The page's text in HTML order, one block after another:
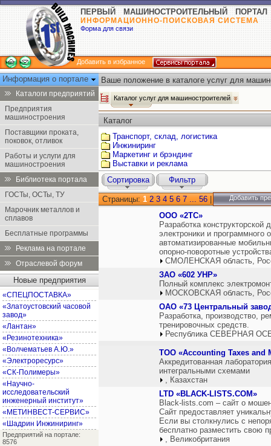
ПЕРВЫЙ МАШИНОСТРОИТЕЛЬНЫЙ ПОРТАЛ
ИНФОРМАЦИОННО-ПОИСКОВАЯ СИСТЕМА
Форма для связи
Добавить в избранное
Информация о портале
Каталоги предприятий
Предприятия
машиностроения
Поставщики проката,
поковок, отливок
Работы и услуги для
машиностроения
Библиотека портала
ГОСТы, ОСТы, ТУ
Марочник металлов и
сплавов
Бесплатные программы
Реклама на портале
Отраслевой форум
Новые предприятия
«СПЕЦПОСТАВКА»
«Златоустовский часовой
завод»
«Лантан»
«Резинотехника»
«Волчематьев А.Ю.»
«Электроресурс»
«СК-Полимеры»
«Научно-
исследовательский
инженерный институт»
«МЕТИНВЕСТ-СЕРВИС»
«Шадрин Инжиниринг»
Предприятий на портале:
8576
Ваше положение в каталоге услуг для
Каталог услуг для машиностроителей
Каталог
Транспорт, склад, логистика
Инжиниринг
Маркетинг и брэндинг
Выставки и реклама
Сортировка
Фильтр
Страницы: 1 2 3 4 5 6 7 ... 56 Добавить
ООО «2ТС»
Разработка
электроники и программного
автоматизированные
опорно-поворотные
СМОЛЕНСКАЯ область,
ЗАО «602 УНР»
Полный комплекс
МОСКОВСКАЯ область,
ОАО «73 Центральный
Разработка, производство,
тренировочных средств.
Республика СЕВЕРНАЯ
ТОО «Accounting Taxes and
Аккредитованная
интегральными схемами
, Казахстан
LTD «BLACK-LISTS.COM»
Black-lists.com – сайт о
Сайт предоставляет
Если вы столкнулись с
бесплатно разместить свою
, Великобритания